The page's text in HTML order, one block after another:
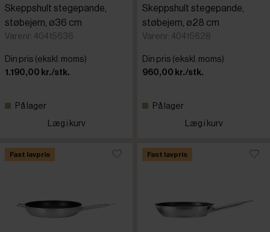
Skeppshult stegepande,
støbejern, ø36 cm
Varenr: 40415636
Din pris (ekskl. moms)
1.190,00 kr./stk.
På lager
Læg i kurv
Skeppshult stegepande,
støbejern, ø28 cm
Varenr: 40415628
Din pris (ekskl. moms)
960,00 kr./stk.
På lager
Læg i kurv
Fast lavpris Fast lavpris